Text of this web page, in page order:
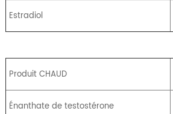
Estradiol
Produit CHAUD
Énanthate de testostérone